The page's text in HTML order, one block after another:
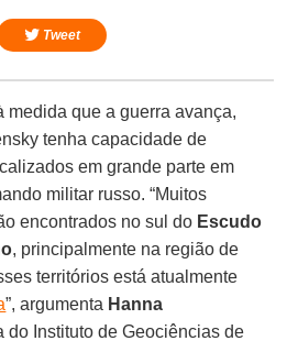
Tweet
medida que a guerra avança,
tenha capacidade de
em grande parte em
militar russo. “Muitos
encontrados no sul do Escudo
, principalmente na região de
territórios está atualmente
”, argumenta Hanna
do Instituto de Geociências de